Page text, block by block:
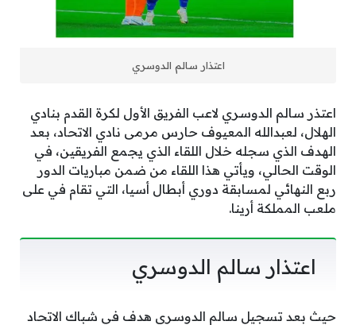
اعتذار سالم الدوسري
اعتذر سالم الدوسري لاعب الفريق الأول لكرة القدم بنادي
الهلال، لعبدالله المعيوف حارس مرمى نادي الاتحاد، بعد
الهدف الذي سجله خلال اللقاء الذي يجمع الفريقين، في
الوقت الحالي، ويأتي هذا اللقاء من ضمن مباريات الدور
ربع النهائي لمسابقة دوري أبطال أسيا، التي تقام في على
ملعب المملكة أرينا.
اعتذار سالم الدوسري
حيث بعد تسجيل سالم الدوسري هدف في شباك الاتحاد